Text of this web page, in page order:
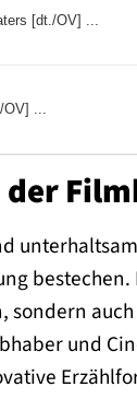
[dt./OV] ...
...
und